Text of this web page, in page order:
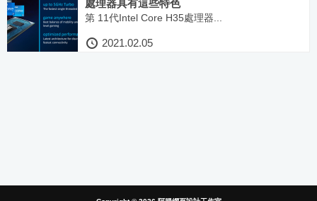
處理器具有這些特色
第 11代Intel Core H35處理器...
2021.02.05